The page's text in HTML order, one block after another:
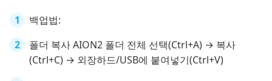
백업법:
폴더 복사 AION2 폴더 전체 선택(Ctrl+A) → 복사
(Ctrl+C) → 외장하드/USB에 붙여넣기(Ctrl+V)